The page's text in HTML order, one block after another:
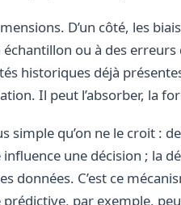
D’un côté, les
ou à des
historiques déjà
Il peut l’absorber, la
simple qu’on ne le croit :
une décision ; la
données. C’est ce
par exemple,